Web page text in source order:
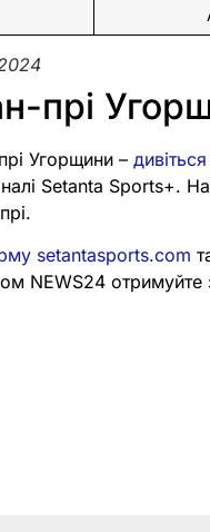
прі
Угорщини –
Setanta Sports+.
setantasports.com
NEWS24